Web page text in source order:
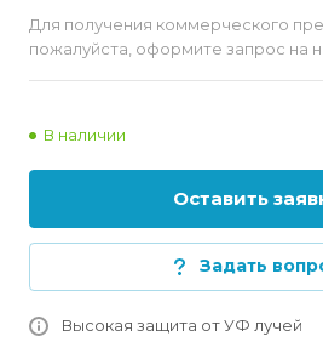
Для получения коммерческого
пожалуйста, оформите запрос на
В наличии
Оставить
Задать
Высокая защита от УФ лучей